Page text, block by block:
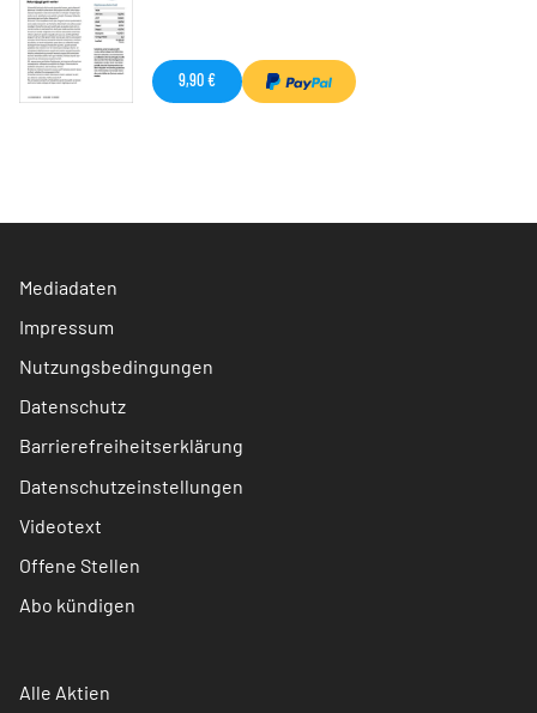
9,90 €
Mediadaten
Impressum
Nutzungsbedingungen
Datenschutz
Barrierefreiheitserklärung
Datenschutzeinstellungen
Videotext
Offene Stellen
Abo kündigen
Alle Aktien